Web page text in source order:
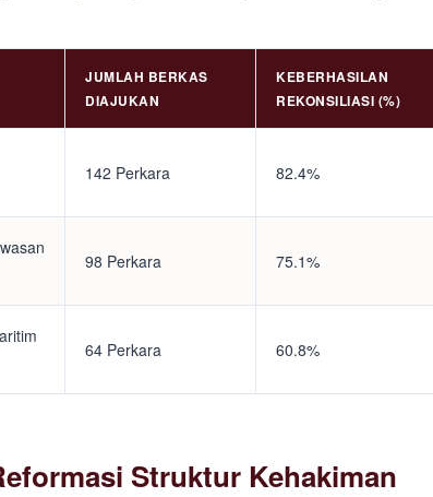
JUMLAH BERKAS
DIAJUKAN
KEBERHASILAN
REKONSILIASI (%)
142 Perkara 82.4%
98 Perkara 75.1%
64 Perkara 60.8%
Struktur Kehakiman